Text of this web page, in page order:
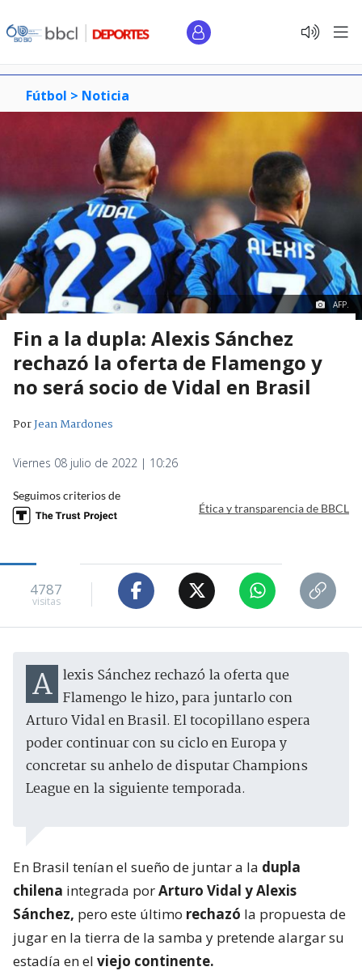
Fútbol > Noticia
AFP.
Fin a la dupla: Alexis Sánchez
rechazó la oferta de Flamengo y
no será socio de Vidal en Brasil
PorJean Mardones
Viernes 08 julio de 2022 | 10:26
Seguimos criterios de
Ética y transparencia de BBCL
4787
visitas
Alexis Sánchez rechazó la oferta que Flamengo le hizo, para juntarlo con
Arturo Vidal en Brasil. El tocopillano espera
poder continuar con su ciclo en Europa y
concretar su anhelo de disputar Champions
League en la siguiente temporada.
En Brasil tenían el sueño de juntar a la dupla
chilena integrada porArturo Vidal y Alexis
Sánchez, pero este último rechazó la propuesta de
jugar en la tierra de la samba y pretende alargar su
estadía en el viejo continente.